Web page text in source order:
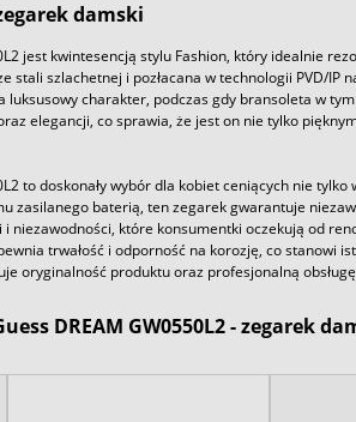
damski
jest kwintesencją stylu Fashion, który idealnie
stali szlachetnej i pozłacana w technologii PVD/IP
charakter, podczas gdy bransoleta w
elegancji, co sprawia, że jest on nie tylko
to doskonały wybór dla kobiet ceniących nie
zasilanego baterią, ten zegarek gwarantuje
niezawodności, które konsumentki oczekują od
trwałość i odporność na korozję, co stanowi
oryginalność produktu oraz profesjonalną
DREAM GW0550L2 - zegarek